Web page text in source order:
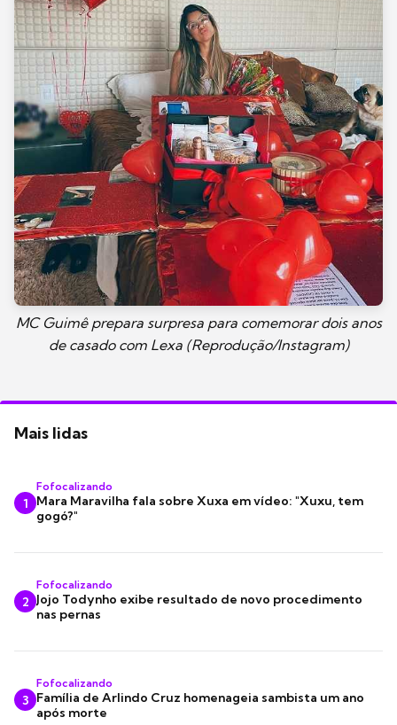
MC Guimê prepara surpresa para comemorar dois anos
de casado com Lexa (Reprodução/Instagram)
Mais lidas
1
Fofocalizando
Mara Maravilha fala sobre Xuxa em vídeo: "Xuxu, tem
gogó?"
2
Fofocalizando
Jojo Todynho exibe resultado de novo procedimento
nas pernas
3
Fofocalizando
Família de Arlindo Cruz homenageia sambista um ano
após morte